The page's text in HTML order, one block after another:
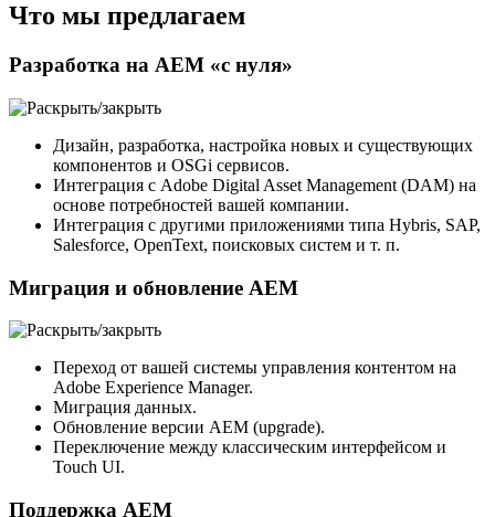
Что мы предлагаем
Разработка на AEM «с нуля»
Дизайн, разработка, настройка новых и существующих
компонентов и OSGi сервисов.
Интеграция с Adobe Digital Asset Management (DAM) на
основе потребностей вашей компании.
Интеграция с другими приложениями типа Hybris, SAP,
Salesforce, OpenText, поисковых систем и т. п.
Миграция и обновление AEM
Переход от вашей системы управления контентом на
Adobe Experience Manager.
Миграция данных.
Обновление версии AEM (upgrade).
Переключение между классическим интерфейсом и
Touch UI.
Поддержка AEM